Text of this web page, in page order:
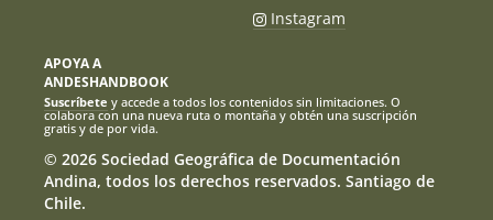
Instagram
APOYA A
ANDESHANDBOOK
Suscríbete y accede a todos los contenidos sin limitaciones. O
colabora con una nueva ruta o montaña y obtén una suscripción
gratis y de por vida.
© 2026 Sociedad Geográfica de Documentación
Andina, todos los derechos reservados. Santiago de
Chile.